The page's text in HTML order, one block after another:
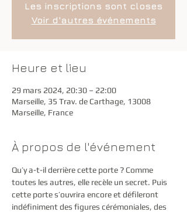
Les inscriptions sont closes
Voir d'autres événements
Heure et lieu
29 mars 2024, 20:30 – 22:00
Marseille, 35 Trav. de Carthage, 13008
Marseille, France
À propos de l'événement
Qu’y a-t-il derrière cette porte ? Comme
toutes les autres, elle recèle un secret. Puis
cette porte s’ouvrira encore et défileront
indéfiniment des figures cérémoniales, des